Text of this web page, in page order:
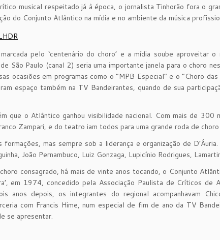
musical respeitado já à época, o jornalista Tinhorão fora o
do Conjunto Atlântico na mídia e no ambiente da música
pelo ‘centenário do choro’ e a mídia soube aproveitar
São Paulo (canal 2) seria uma importante janela para o choro
ocasiões em programas como o “MPB Especial” e o “Choro
espaço também na TV Bandeirantes, quando de sua
que o Atlântico ganhou visibilidade nacional. Com mais de
Zampari, e do teatro iam todos para uma grande roda de
formações, mas sempre sob a liderança e organização de
João Pernambuco, Luiz Gonzaga, Lupicínio Rodrigues,
consagrado, há mais de vinte anos tocando, o Conjunto
em 1974, concedido pela Associação Paulista de Críticos
anos depois, os integrantes do regional acompanhavam
com Francis Hime, num especial de fim de ano da TV
se apresentar.